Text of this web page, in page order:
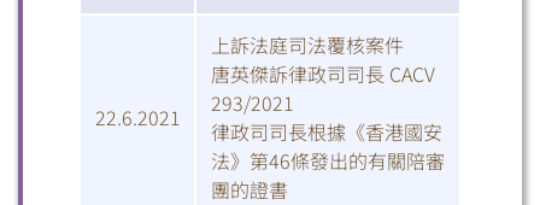
22.6.2021
上訴法庭司法覆核案件
唐英傑訴律政司司長 CACV
293/2021
律政司司長根據《香港國安
法》第46條發出的有關陪審
團的證書